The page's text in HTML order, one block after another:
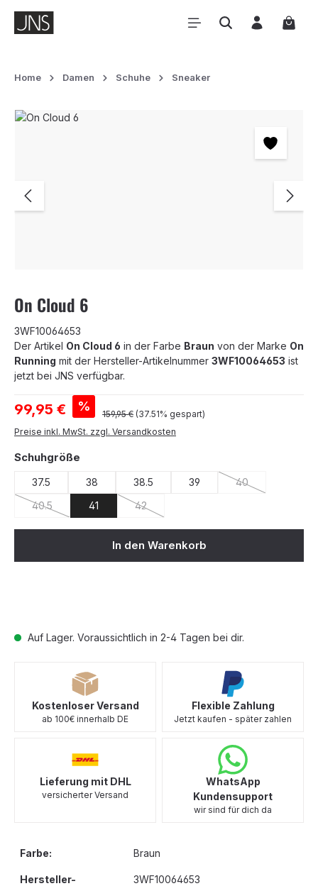
Zum Hauptinhalt springen
Home Damen Schuhe Sneaker
Bildergalerie überspringen
On Cloud 6
3WF10064653
Der Artikel On Cloud 6 in der Farbe Braun von der Marke On
Running mit der Hersteller-Artikelnummer 3WF10064653 ist
jetzt bei JNS verfügbar.
Verkaufspreis:
99,95 € % Regulärer Preis:
159,95 € (37.51% gespart)
Preise inkl. MwSt. zzgl. Versandkosten
Auf Lager. Voraussichtlich in 2-4 Tagen bei dir.
Schuhgröße
37.5 38 38.5 39 40
(Diese Option ist
40.5
(Diese Option ist zurzeit nicht verfügbar.)
41 42
(Diese Option ist zurzeit nicht verfügbar.)
In den Warenkorb
Kostenloser Versand
ab 100€ innerhalb DE
Flexible Zahlung
Jetzt kaufen - später zahlen
Lieferung mit DHL
versicherter Versand
WhatsApp
Kundensupport
wir sind für dich da
Farbe: Braun
Hersteller-
3WF10064653